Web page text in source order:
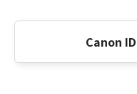
Canon